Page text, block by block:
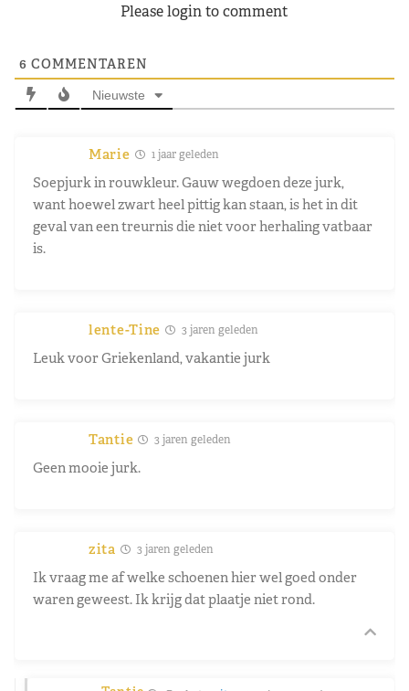
Please login to comment
6 COMMENTAREN
Nieuwste
Marie 1 jaar geleden
Soepjurk in rouwkleur. Gauw wegdoen deze jurk,
want hoewel zwart heel pittig kan staan, is het in dit
geval van een treurnis die niet voor herhaling vatbaar
is.
lente-Tine 3 jaren geleden
Leuk voor Griekenland, vakantie jurk
Tantie 3 jaren geleden
Geen mooie jurk.
zita 3 jaren geleden
Ik vraag me af welke schoenen hier wel goed onder
waren geweest. Ik krijg dat plaatje niet rond.